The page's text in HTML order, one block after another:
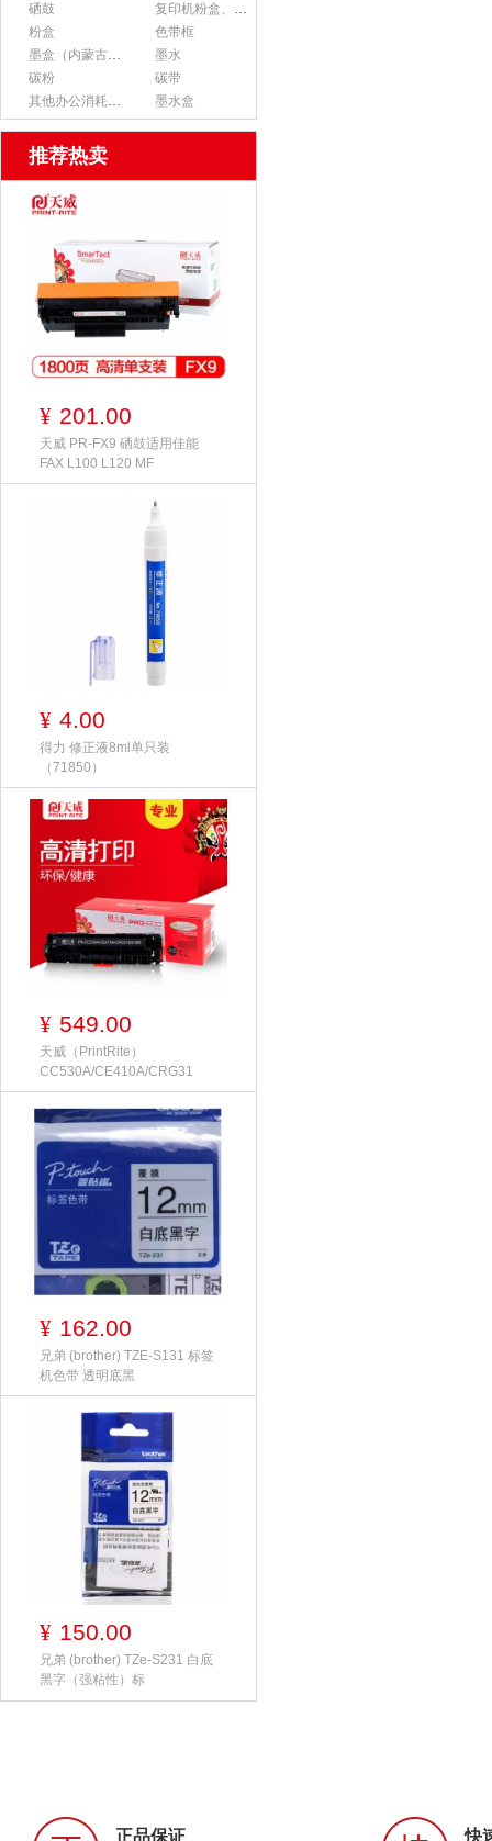
硒鼓
复印机粉盒、墨粉
粉盒
色带框
墨盒（内蒙古专用）
墨水
碳粉
碳带
其他办公消耗用品
墨水盒
推荐热卖
¥ 201.00
天威 PR-FX9 硒鼓适用佳能
FAX L100 L120 MF
¥ 4.00
得力 修正液8ml单只装
（71850）
¥ 549.00
天威（PrintRite）
CC530A/CE410A/CRG31
¥ 162.00
兄弟 (brother) TZE-S131 标签
机色带 透明底黑
¥ 150.00
兄弟 (brother) TZe-S231 白底
黑字（强粘性）标
正品保证 快